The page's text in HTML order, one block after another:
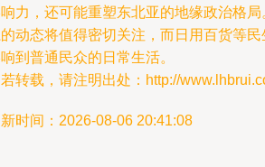
力，还可能重塑东北亚的地缘政治格
动态将值得密切关注，而日用百货等
到普通民众的日常生活。
转载，请注明出处：http://
时间：2026-08-06 20:41:08